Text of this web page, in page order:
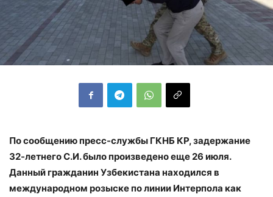
По сообщению пресс-службы ГКНБ КР, задержание
32-летнего С.И. было произведено еще 26 июля.
Данный гражданин Узбекистана находился в
международном розыске по линии Интерпола как